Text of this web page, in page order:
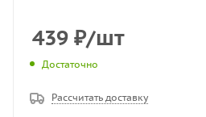
439 ₽/шт
Достаточно
Рассчитать доставку